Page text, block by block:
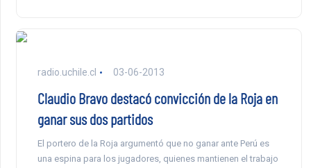
radio.uchile.cl 03-06-2013
Claudio Bravo destacó convicción de la Roja en
ganar sus dos partidos
El portero de la Roja argumentó que no ganar ante Perú es
una espina para los jugadores, quienes mantienen el trabajo